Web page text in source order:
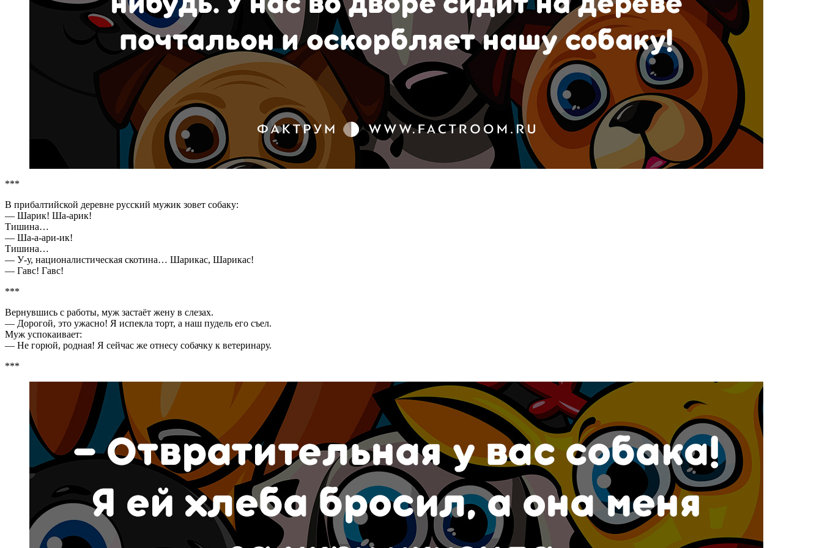
***
В прибалтийской деревне русский мужик зовет собаку:
— Шарик! Ша-арик!
Тишина…
— Ша-а-ари-ик!
Тишина…
— У-у, националистическая скотина… Шарикас, Шарикас!
— Гавс! Гавс!
***
Вернувшись с работы, муж застаёт жену в слезах.
— Дорогой, это ужасно! Я испекла торт, а наш пудель его съел.
Муж успокаивает:
— Не горюй, родная! Я сейчас же отнесу собачку к ветеринару.
***